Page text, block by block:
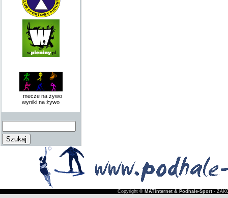
mecze na żywo
wyniki na żywo
Copyright © MATinternet & Podhale-Sport-